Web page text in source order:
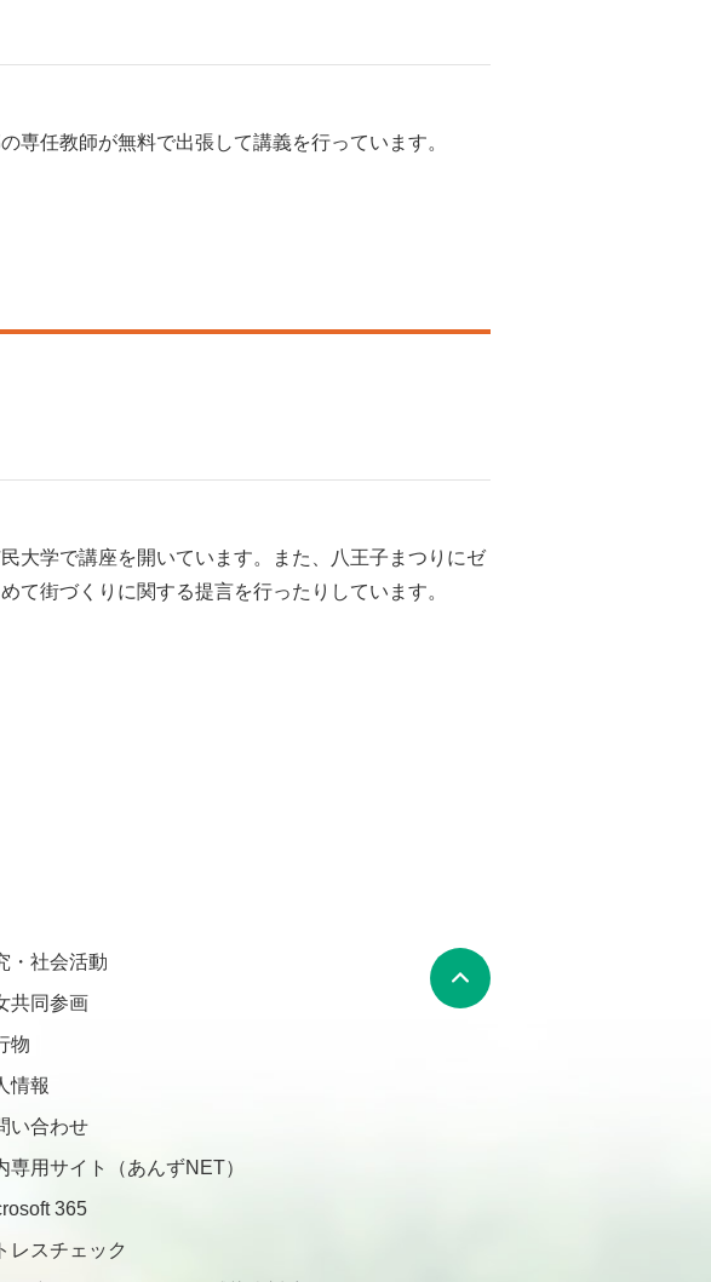
専任教師が無料で出張して講義を行っています。
大学で講座を開いています。また、八王子まつりにゼ
て街づくりに関する提言を行ったりしています。
・社会活動
共同参画
物
情報
い合わせ
専用サイト（あんずNET）
365
レスチェック